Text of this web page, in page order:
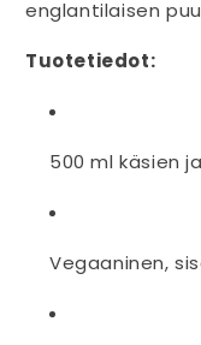
englantilaisen
Tuotetiedot:
500 ml käsien
Vegaaninen,